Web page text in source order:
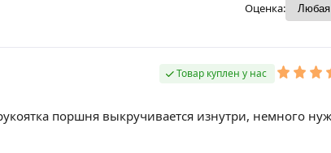
Оценка:
Товар куплен у нас
поршня выкручивается изнутри, немного